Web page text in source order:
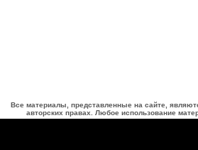
Все материалы, представленные на сайте,
авторских правах. Любое использование